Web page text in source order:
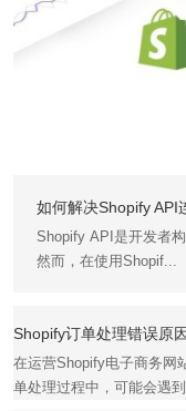
如何解决Shopify API
Shopify API是开发者
Shopify订单处理错误原
在运营Shopify电子商务网